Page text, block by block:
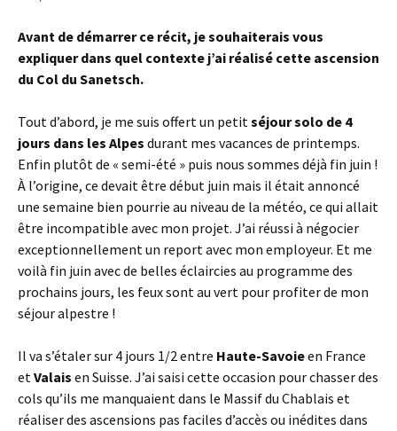
Avant de démarrer ce récit, je souhaiterais vous
expliquer dans quel contexte j’ai réalisé cette ascension
du Col du Sanetsch.
Tout d’abord, je me suis offert un petitséjour solo de 4
jours dans les Alpes durant mes vacances de printemps.
Enfin plutôt de « semi-été » puis nous sommes déjà fin juin !
À l’origine, ce devait être début juin mais il était annoncé
une semaine bien pourrie au niveau de la météo, ce qui allait
être incompatible avec mon projet. J’ai réussi à négocier
exceptionnellement un report avec mon employeur. Et me
voilà fin juin avec de belles éclaircies au programme des
prochains jours, les feux sont au vert pour profiter de mon
séjour alpestre !
Il va s’étaler sur 4 jours 1/2 entre Haute-Savoieen France
etValais en Suisse. J’ai saisi cette occasion pour chasser des
cols qu’ils me manquaient dans le Massif du Chablais et
réaliser des ascensions pas faciles d’accès ou inédites dans